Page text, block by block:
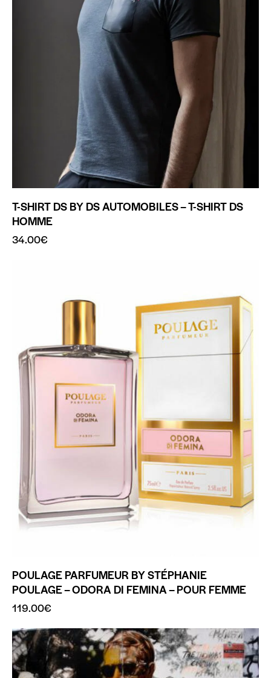
T-SHIRT DS BY DS AUTOMOBILES – T-SHIRT DS
HOMME
34.00€
POULAGE PARFUMEUR BY STÉPHANIE
POULAGE – ODORA DI FEMINA – POUR FEMME
119.00€